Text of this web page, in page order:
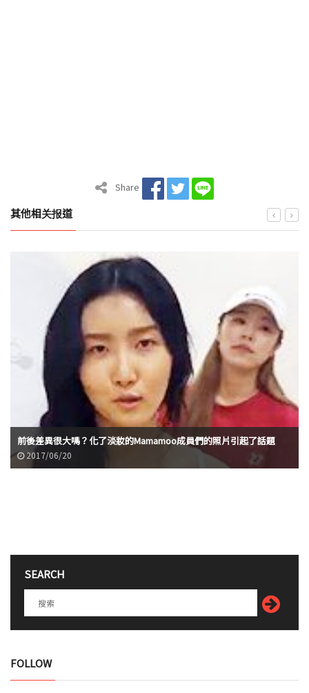
Share
其他相关报道
前後差異很大嗎？化了淡妝的Mamamoo成員們的照片引起了話題
2017/06/20
SEARCH
FOLLOW